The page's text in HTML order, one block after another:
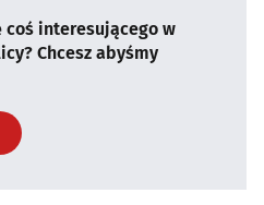
coś interesującego w
Chcesz abyśmy